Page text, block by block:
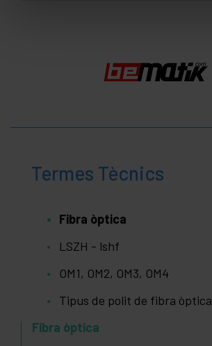
Termes Tècnics
Fibra òptica
LSZH - lshf
OM1, OM2, OM3, OM4
Tipus de polit de fibra òptica
Fibra òptica